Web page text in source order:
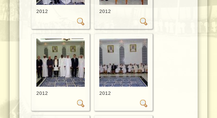
2012 2012
2012 2012